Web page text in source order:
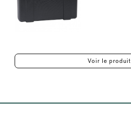
Voir le produit